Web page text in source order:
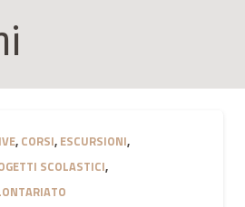
, CORSI, ESCURSIONI,
SCOLASTICI,